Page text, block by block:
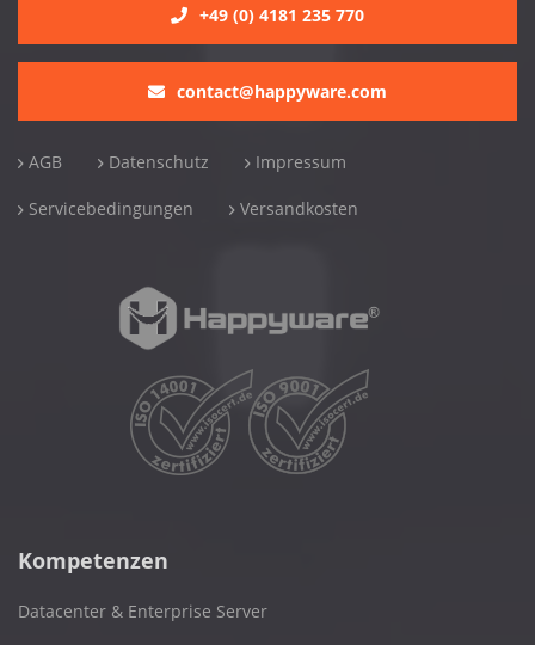
+49 (0) 4181 235 770
contact@happyware.com
AGB Datenschutz Impressum
Servicebedingungen Versandkosten
Kompetenzen
Datacenter & Enterprise Server